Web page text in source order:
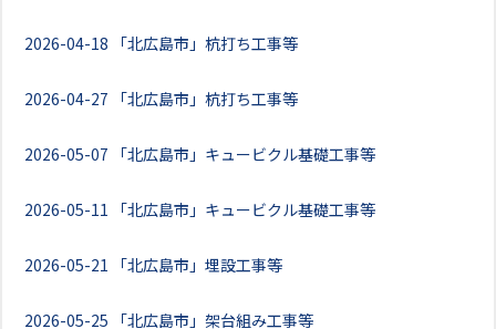
2026-04-18 「北広島市」杭打ち工事等
2026-04-27 「北広島市」杭打ち工事等
2026-05-07 「北広島市」キュービクル基礎工事等
2026-05-11 「北広島市」キュービクル基礎工事等
2026-05-21 「北広島市」埋設工事等
2026-05-25 「北広島市」架台組み工事等